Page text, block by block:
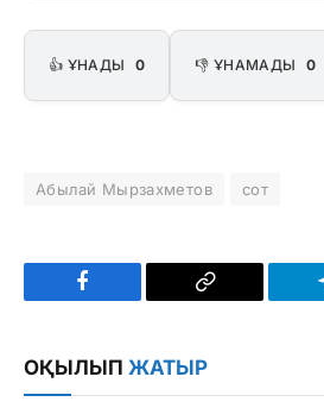
👍 ҰНАДЫ 0 👎 ҰНАМАДЫ 0
Абылай Мырзахметов сот
Facebook
Copy
ОҚЫЛЫП ЖАТЫР